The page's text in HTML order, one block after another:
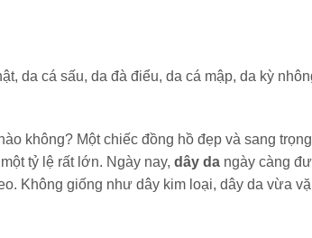
da cá sấu, da đà điểu, da cá mập, da kỳ
không? Một chiếc đồng hồ đẹp và sang trọng
tỷ lệ rất lớn. Ngày nay, dây da ngày càng
Không giống như dây kim loại, dây da vừa